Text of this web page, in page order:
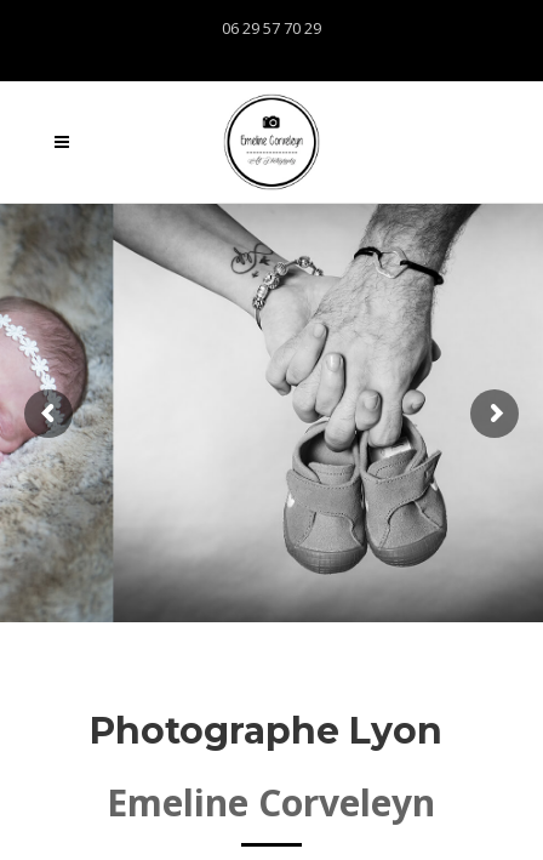
06 29 57 70 29
Photographe Lyon
Emeline Corveleyn